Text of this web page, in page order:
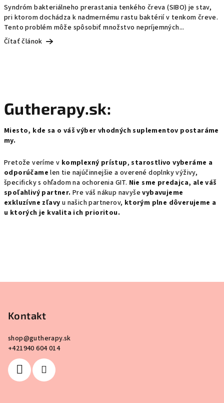
Syndróm bakteriálneho prerastania tenkého čreva (SIBO) je stav,
pri ktorom dochádza k nadmernému rastu baktérií v tenkom čreve.
Tento problém môže spôsobiť množstvo nepríjemných...
Čítať článok
Gutherapy.sk:
Miesto, kde sa o váš výber vhodných suplementov postaráme
my.
Pretože veríme v komplexný prístup,starostlivo vyberáme a
odporúčame len tie najúčinnejšie a overené doplnky výživy,
špecificky s ohľadom na ochorenia GIT. Nie sme predajca, ale váš
spoľahlivý partner. Pre váš nákup navyševybavujeme
exkluzívne zľavy u našich partnerov, ktorým plne dôverujeme a
u ktorých je kvalita ich prioritou.
Kontakt
shop@gutherapy.sk
+421940 604 014